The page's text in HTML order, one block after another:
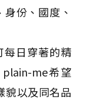
份、國度、
日穿著的精
me希望
貌以及同名品